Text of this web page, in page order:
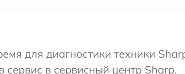
для диагностики техники
в сервисный центр Sharp.